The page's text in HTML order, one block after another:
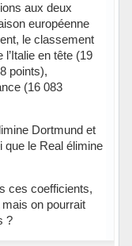
aux deux
européenne
le classement
en tête (19
points),
(16 083
Dortmund et
le Real élimine
ces coefficients,
on pourrait
?